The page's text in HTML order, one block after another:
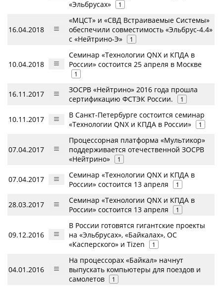
«Эльбрусах»
1
16.04.2018
«МЦСТ» и «СВД Встраиваемые Системы»
обеспечили совместимость «Эльбрус-4.4»
с «Нейтрино-Э»
1
10.04.2018
Семинар «Технологии QNX и КПДА в
России» состоится 25 апреля в Москве
1
16.11.2017
ЗОСРВ «Нейтрино» 2016 года прошла
сертификацию ФСТЭК России.
1
10.11.2017
В Санкт-Петербурге состоится семинар
«Технологии QNX и КПДА в России»
1
07.04.2017
Процессорная платформа «Мультикор»
поддерживается отечественной ЗОСРВ
«Нейтрино»
1
07.04.2017
Семинар «Технологии QNX и КПДА в
России» состоится 13 апреля
1
28.03.2017
Семинар «Технологии QNX и КПДА в
России» состоится 13 апреля
1
09.12.2016
В России готовятся гигантские проекты
на «Эльбрусах», «Байкалах», ОС
«Касперского» и Tizen
1
04.01.2016
На процессорах «Байкал» начнут
выпускать компьютеры для поездов и
самолетов
1